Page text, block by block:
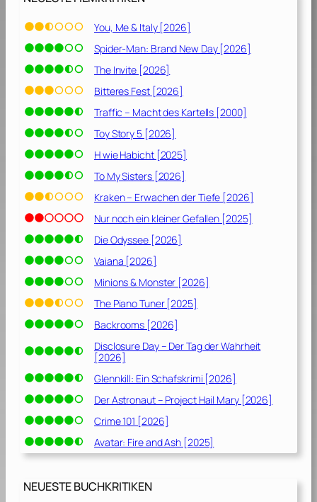
a
n
t
o
m
r
o
t
k
o
l
l
[
2
0
1
1
]
You, Me & Italy [2026]
Spider-Man: Brand New Day [2026]
The Invite [2026]
Bitteres Fest [2026]
Traffic – Macht des Kartells [2000]
Toy Story 5 [2026]
H wie Habicht [2025]
To My Sisters [2026]
Kraken – Erwachen der Tiefe [2026]
Nur noch ein kleiner Gefallen [2025]
Die Odyssee [2026]
Vaiana [2026]
Minions & Monster [2026]
The Piano Tuner [2025]
Backrooms [2026]
Disclosure Day – Der Tag der Wahrheit
[2026]
Glennkill: Ein Schafskrimi [2026]
Der Astronaut – Project Hail Mary [2026]
Crime 101 [2026]
Avatar: Fire and Ash [2025]
NEUESTE BUCHKRITIKEN